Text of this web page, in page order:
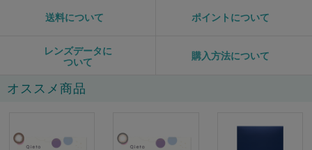
送料について ポイントについて
レンズデータに
ついて
購入方法について
オススメ商品